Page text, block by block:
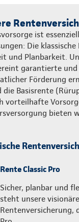
ist
Die
und Planbarkeit.
garantierte
Förderung
die Basisrente
vorteilhafte
bieten
Rente Classic Pro
Sicher, planbar und
steht unsere visionäre
Rentenversicherung,